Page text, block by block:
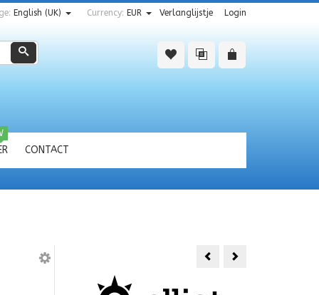
Verlanglijstje Login
Currency: EUR
English (UK)
Zoeken
CONTACT